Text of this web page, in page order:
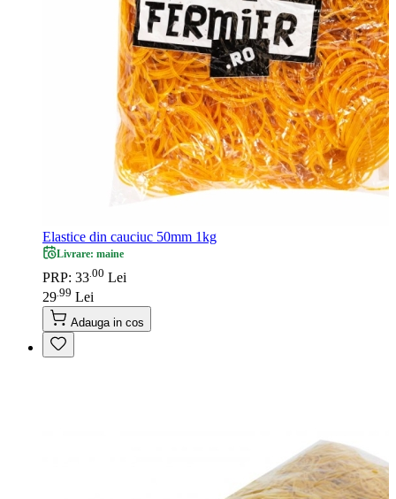
Elastice din cauciuc 50mm 1kg
Livrare: maine
PRP: 33 00 Lei
29 99 Lei
Adauga in cos